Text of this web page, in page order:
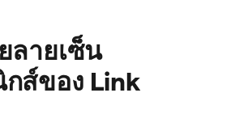
ลายเซ็น
กส์ของ Link